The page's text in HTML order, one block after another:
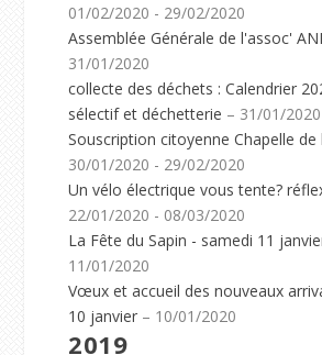
01/02/2020 - 29/02/2020
Assemblée Générale de l'assoc'
31/01/2020
collecte des déchets : Calendrier
sélectif et déchetterie – 31/01/2020
Souscription citoyenne Chapelle
30/01/2020 - 29/02/2020
Un vélo électrique vous tente?
22/01/2020 - 08/03/2020
La Fête du Sapin - samedi 11
11/01/2020
Vœux et accueil des nouveaux
10 janvier – 10/01/2020
2019